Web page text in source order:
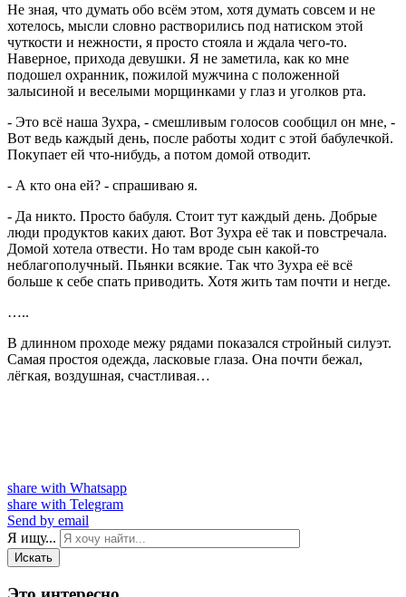
Не зная, что думать обо всём этом, хотя думать совсем и не
хотелось, мысли словно растворились под натиском этой
чуткости и нежности, я просто стояла и ждала чего-то.
Наверное, прихода девушки. Я не заметила, как ко мне
подошел охранник, пожилой мужчина с положенной
залысиной и веселыми морщинками у глаз и уголков рта.
- Это всё наша Зухра, - смешливым голосов сообщил он мне, -
Вот ведь каждый день, после работы ходит с этой бабулечкой.
Покупает ей что-нибудь, а потом домой отводит.
- А кто она ей? - спрашиваю я.
- Да никто. Просто бабуля. Стоит тут каждый день. Добрые
люди продуктов каких дают. Вот Зухра её так и повстречала.
Домой хотела отвести. Но там вроде сын какой-то
неблагополучный. Пьянки всякие. Так что Зухра её всё
больше к себе спать приводить. Хотя жить там почти и негде.
…..
В длинном проходе межу рядами показался стройный силуэт.
Самая простоя одежда, ласковые глаза. Она почти бежал,
лёгкая, воздушная, счастливая…
share with Whatsapp
share with Telegram
Send by email
Я ищу...
Искать